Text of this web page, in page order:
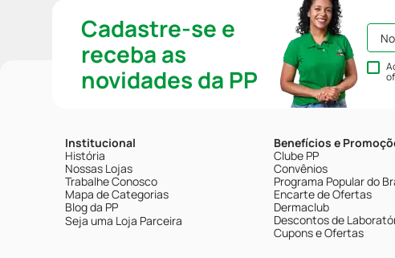
Cadastre-se e
receba as
novidades da PP
Institucional
História
Nossas Lojas
Trabalhe Conosco
Mapa de Categorias
Blog da PP
Seja uma Loja Parceira
Benefícios e
Clube PP
Convênios
Programa Popular do
Encarte de Ofertas
Dermaclub
Descontos de
Cupons e Ofertas